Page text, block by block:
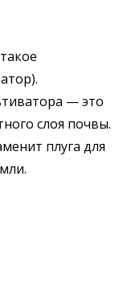
— это
слоя почвы.
плуга для